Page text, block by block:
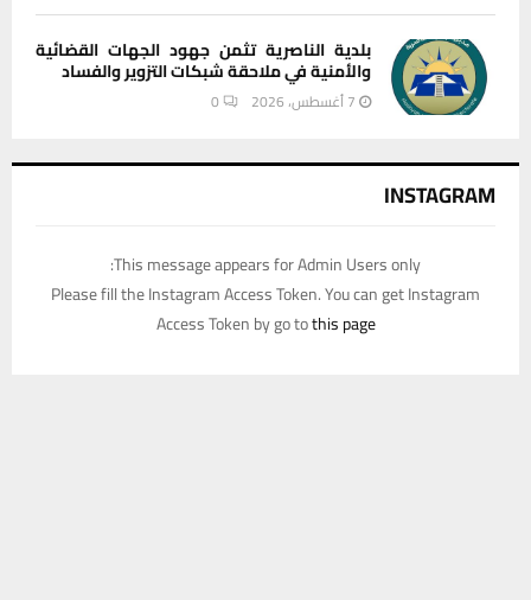
بلدية الناصرية تثمن جهود الجهات القضائية
والأمنية في ملاحقة شبكات التزوير والفساد
7 أغسطس، 2026 0
INSTAGRAM
This message appears for Admin Users only:
Please fill the Instagram Access Token. You can get Instagram
Access Token by go tothis page